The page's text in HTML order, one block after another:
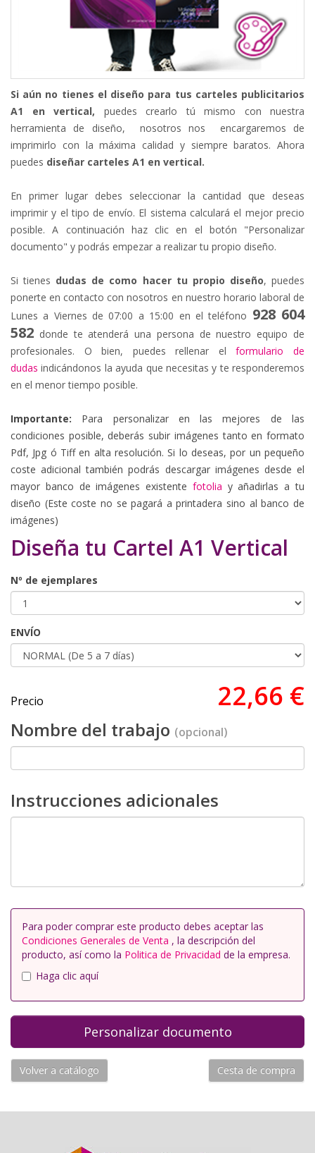
Si aún no tienes el diseño para tus carteles publicitarios
A1 en vertical, puedes crearlo tú mismo con nuestra
herramienta de diseño, nosotros nos encargaremos de
imprimirlo con la máxima calidad y siempre baratos. Ahora
puedes diseñar carteles A1 en vertical.
En primer lugar debes seleccionar la cantidad que deseas
imprimir y el tipo de envío. El sistema calculará el mejor precio
posible. A continuación haz clic en el botón "Personalizar
documento" y podrás empezar a realizar tu propio diseño.
Si tienes dudas de como hacer tu propio diseño, puedes
ponerte en contacto con nosotros en nuestro horario laboral de
Lunes a Viernes de 07:00 a 15:00 en el teléfono 928 604
582 donde te atenderá una persona de nuestro equipo de
profesionales. O bien, puedes rellenar elformulario de
dudas indicándonos la ayuda que necesitas y te responderemos
en el menor tiempo posible.
Importante: Para personalizar en las mejores de las
condiciones posible, deberás subir imágenes tanto en formato
Pdf, Jpg ó Tiff en alta resolución. Si lo deseas, por un pequeño
coste adicional también podrás descargar imágenes desde el
mayor banco de imágenes existente fotolia y añadirlas a tu
diseño (Este coste no se pagará a printadera sino al banco de
imágenes)
Diseña tu Cartel A1 Vertical
Nº de ejemplares
ENVÍO
Precio 22,66 €
Nombre del trabajo (opcional)
Instrucciones adicionales
Para poder comprar este producto debes aceptar las
Condiciones Generales de Venta , la descripción del
producto, así como la Politica de Privacidad de la empresa.
Haga clic aquí
Volver a catálogo Cesta de compra